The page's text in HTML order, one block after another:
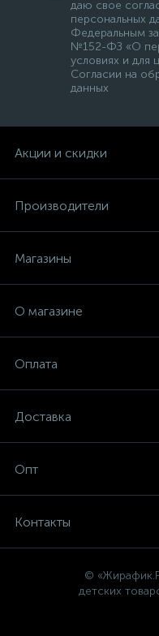
даю свое
персональных
Федеральным
№152-ФЗ «О
условиях и для
Согласии на
данных
Акции и скидки
Производители
Магазины
О магазине
Оплата
Доставка
Опт
Контакты
©
детских